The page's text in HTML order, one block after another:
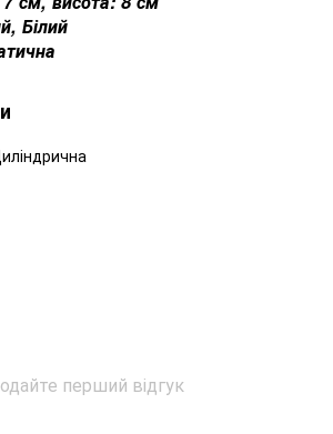
Білий
перший відгук